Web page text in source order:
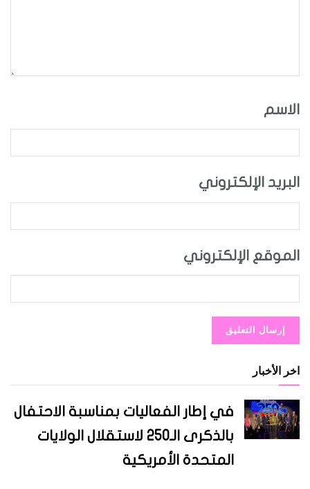
الاسم
البريد الإلكتروني
الموقع الإلكتروني
اخر الأخبار
في إطار الفعاليات بمناسبة الاحتفال
بالذكرى الـ250 لاستقلال الولايات
المتحدة الأمريكية